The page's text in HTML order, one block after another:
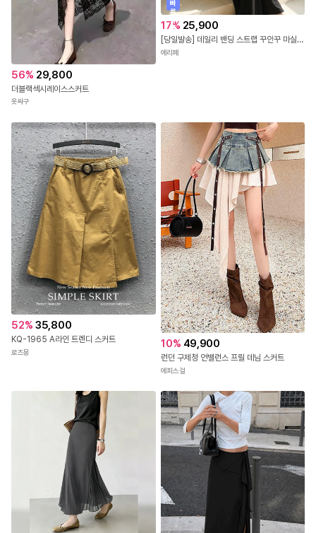
56% 29,800
더블랙섹시레이스스커트
옷싸구
빠
른
출
발
17% 25,900
[당일발송] 데일리 밴딩 스트랩 꾸안꾸 마실룩 A라인 롱 스커트 (3COLOR)
에리페
52% 35,800
KQ-1965 A라인 트렌디 스커트
로즈몽
10% 49,900
런던 구제청 언밸런스 프릴 데님 스커트
에피스걸